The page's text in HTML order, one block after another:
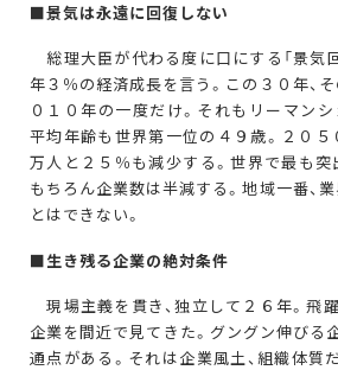
■景気は永遠に回復しない
総理大臣が代わる度に口にする「景気
年３％の経済成長を言う。この３０年、
０１０年の一度だけ。それもリーマン
平均年齢も世界第一位の４９歳。２０５
万人と２５％も減少する。世界で最も突
もちろん企業数は半減する。地域一番、
とはできない。
■生き残る企業の絶対条件
現場主義を貫き、独立して２６年。飛
企業を間近で見てきた。グングン伸びる
通点がある。それは企業風土、組織体質